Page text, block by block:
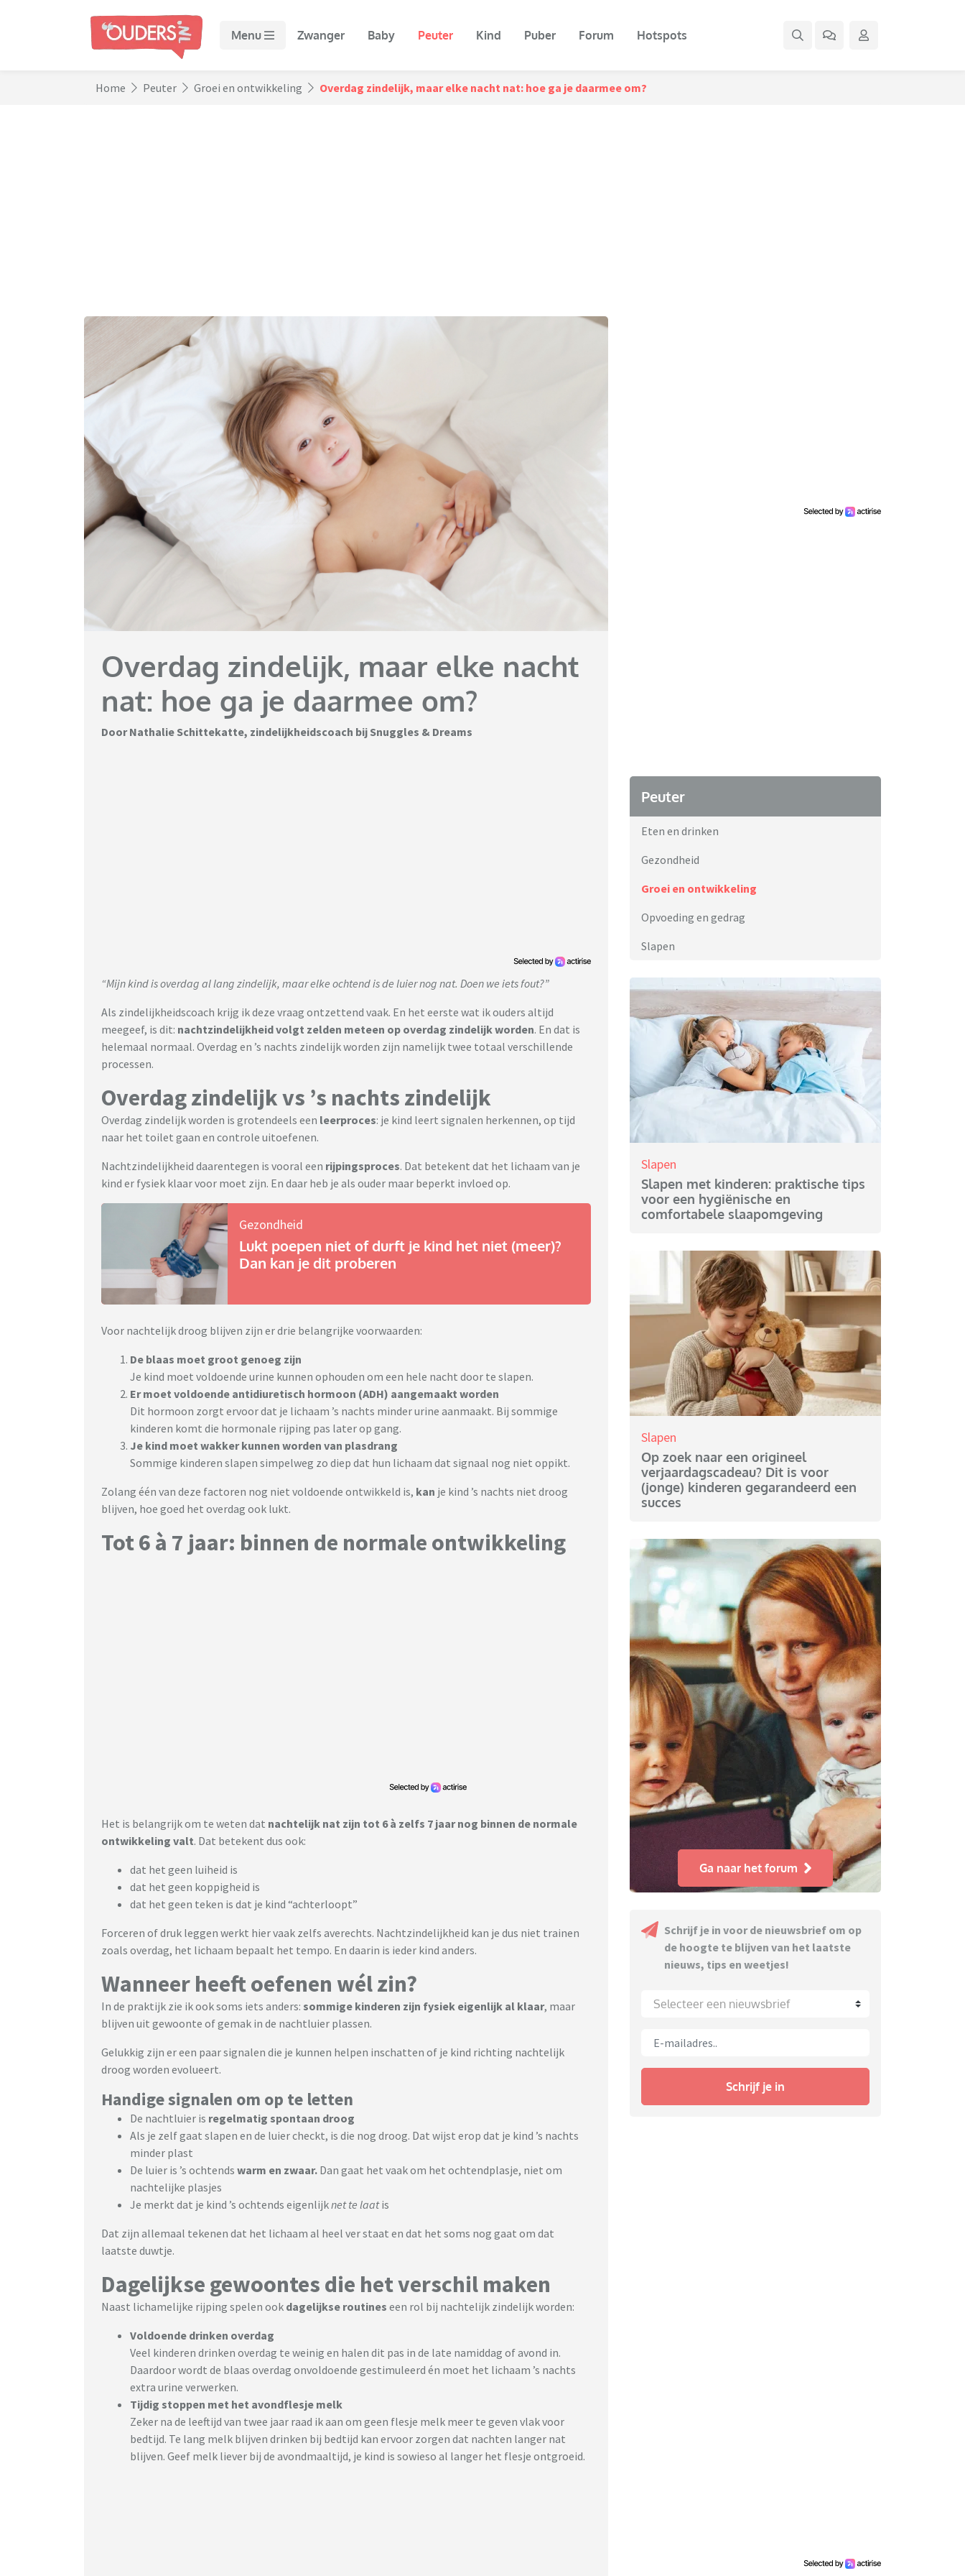
Menu Zwanger Baby Peuter Kind Puber Forum Hotspots
Home Peuter Groei en ontwikkeling Overdag zindelijk, maar elke nacht nat: hoe ga je daarmee om?
Overdag zindelijk, maar elke nacht
nat: hoe ga je daarmee om?
Door Nathalie Schittekatte, zindelijkheidscoach bij Snuggles & Dreams
“Mijn kind is overdag al lang zindelijk, maar elke ochtend is de luier nog nat. Doen we iets fout?”
Als zindelijkheidscoach krijg ik deze vraag ontzettend vaak. En het eerste wat ik ouders altijd
meegeef, is dit: nachtzindelijkheid volgt zelden meteen op overdag zindelijk worden. En dat is
helemaal normaal. Overdag en ’s nachts zindelijk worden zijn namelijk twee totaal verschillende
processen.
Overdag zindelijk vs ’s nachts zindelijk
Overdag zindelijk worden is grotendeels een leerproces: je kind leert signalen herkennen, op tijd
naar het toilet gaan en controle uitoefenen.
Nachtzindelijkheid daarentegen is vooral een rijpingsproces. Dat betekent dat het lichaam van je
kind er fysiek klaar voor moet zijn. En daar heb je als ouder maar beperkt invloed op.
Gezondheid
Lukt poepen niet of durft je kind het niet (meer)?
Dan kan je dit proberen
Voor nachtelijk droog blijven zijn er drie belangrijke voorwaarden:
De blaas moet groot genoeg zijn
Je kind moet voldoende urine kunnen ophouden om een hele nacht door te slapen.
Er moet voldoende antidiuretisch hormoon (ADH) aangemaakt worden
Dit hormoon zorgt ervoor dat je lichaam ’s nachts minder urine aanmaakt. Bij sommige
kinderen komt die hormonale rijping pas later op gang.
Je kind moet wakker kunnen worden van plasdrang
Sommige kinderen slapen simpelweg zo diep dat hun lichaam dat signaal nog niet oppikt.
Zolang één van deze factoren nog niet voldoende ontwikkeld is, kan je kind ’s nachts niet droog
blijven, hoe goed het overdag ook lukt.
Tot 6 à 7 jaar: binnen de normale ontwikkeling
Het is belangrijk om te weten dat nachtelijk nat zijn tot 6 à zelfs 7 jaar nog binnen de normale
ontwikkeling valt. Dat betekent dus ook:
dat het geen luiheid is
dat het geen koppigheid is
dat het geen teken is dat je kind “achterloopt”
Forceren of druk leggen werkt hier vaak zelfs averechts. Nachtzindelijkheid kan je dus niet trainen
zoals overdag, het lichaam bepaalt het tempo. En daarin is ieder kind anders.
Wanneer heeft oefenen wél zin?
In de praktijk zie ik ook soms iets anders: sommige kinderen zijn fysiek eigenlijk al klaar, maar
blijven uit gewoonte of gemak in de nachtluier plassen.
Gelukkig zijn er een paar signalen die je kunnen helpen inschatten of je kind richting nachtelijk
droog worden evolueert.
Handige signalen om op te letten
De nachtluier is regelmatig spontaan droog
Als je zelf gaat slapen en de luier checkt, is die nog droog. Dat wijst erop dat je kind ’s nachts
minder plast
De luier is ’s ochtends warm en zwaar. Dan gaat het vaak om het ochtendplasje, niet om
nachtelijke plasjes
Je merkt dat je kind ’s ochtends eigenlijknet te laatis
Dat zijn allemaal tekenen dat het lichaam al heel ver staat en dat het soms nog gaat om dat
laatste duwtje.
Dagelijkse gewoontes die het verschil maken
Naast lichamelijke rijping spelen ook dagelijkse routines een rol bij nachtelijk zindelijk worden:
Voldoende drinken overdag
Veel kinderen drinken overdag te weinig en halen dit pas in de late namiddag of avond in.
Daardoor wordt de blaas overdag onvoldoende gestimuleerd én moet het lichaam ’s nachts
extra urine verwerken.
Tijdig stoppen met het avondflesje melk
Zeker na de leeftijd van twee jaar raad ik aan om geen flesje melk meer te geven vlak voor
bedtijd. Te lang melk blijven drinken bij bedtijd kan ervoor zorgen dat nachten langer nat
blijven. Geef melk liever bij de avondmaaltijd, je kind is sowieso al langer het flesje ontgroeid.
Peuter
Eten en drinken
Gezondheid
Groei en ontwikkeling
Opvoeding en gedrag
Slapen
Slapen
Slapen met kinderen: praktische tips
voor een hygiënische en
comfortabele slaapomgeving
Slapen
Op zoek naar een origineel
verjaardagscadeau? Dit is voor
(jonge) kinderen gegarandeerd een
succes
Ga naar het forum
Schrijf je in voor de nieuwsbrief om op
de hoogte te blijven van het laatste
nieuws, tips en weetjes!
Selecteer een nieuwsbrief
Schrijf je in